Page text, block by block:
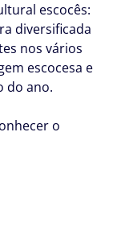
escocês:
diversificada
nos vários
escocesa e
do ano.
o